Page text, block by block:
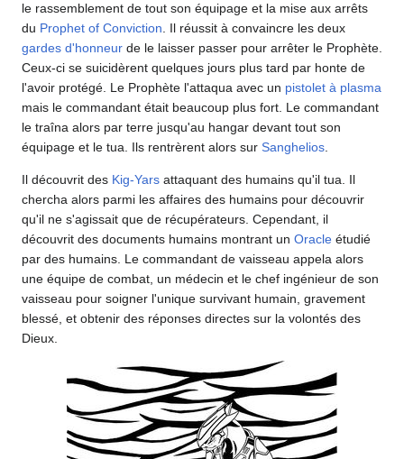
le rassemblement de tout son équipage et la mise aux arrêts
du Prophet of Conviction . Il réussit à convaincre les deux
gardes d'honneur de le laisser passer pour arrêter le Prophète.
Ceux-ci se suicidèrent quelques jours plus tard par honte de
l'avoir protégé. Le Prophète l'attaqua avec un pistolet à plasma
mais le commandant était beaucoup plus fort. Le commandant
le traîna alors par terre jusqu'au hangar devant tout son
équipage et le tua. Ils rentrèrent alors sur Sanghelios
Il découvrit des Kig-Yars attaquant des humains qu'il tua. Il
chercha alors parmi les affaires des humains pour découvrir
qu'il ne s'agissait que de récupérateurs. Cependant, il
découvrit des documents humains montrant un Oracle étudié
par des humains. Le commandant de vaisseau appela alors
une équipe de combat, un médecin et le chef ingénieur de son
vaisseau pour soigner l'unique survivant humain, gravement
blessé, et obtenir des réponses directes sur la volontés des
Dieux.